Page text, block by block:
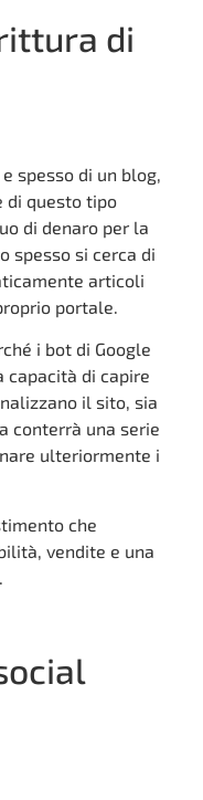
di
spesso di un blog,
di questo tipo
di denaro per la
spesso si cerca di
articoli
portale.
i bot di Google
capacità di capire
il sito, sia
conterrà una serie
ulteriormente i
che
vendite e una